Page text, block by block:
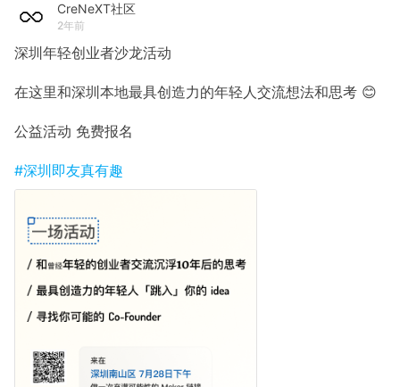
CreNeXT社区
2年前
深圳年轻创业者沙龙活动
在这里和深圳本地最具创造力的年轻人交流想法和思考 😊
公益活动 免费报名
#深圳即友真有趣